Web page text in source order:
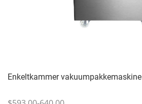
Enkeltkammer vakuumpakkemaskine